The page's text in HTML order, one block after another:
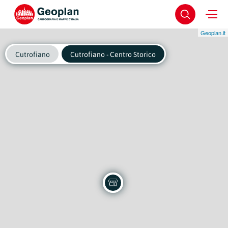
Geoplan.it
Cutrofiano Cutrofiano - Centro Storico